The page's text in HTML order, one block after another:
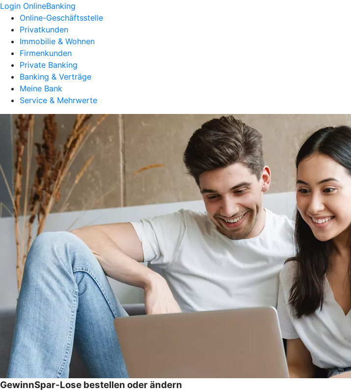
Login OnlineBanking
Online-Geschäftsstelle
Privatkunden
Immobilie & Wohnen
Firmenkunden
Private Banking
Banking & Verträge
Meine Bank
Service & Mehrwerte
GewinnSpar-Lose bestellen oder ändern